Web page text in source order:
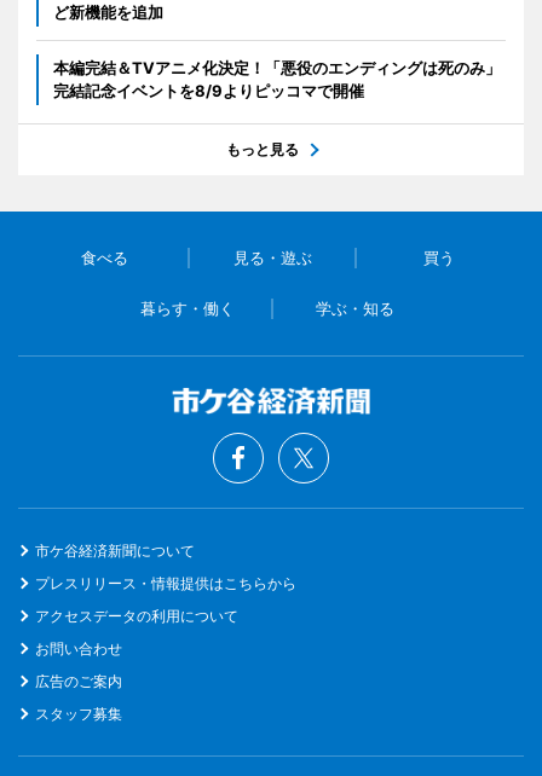
ど新機能を追加
本編完結＆TVアニメ化決定！「悪役のエンディングは死のみ」
完結記念イベントを8/9よりピッコマで開催
もっと見る
食べる 見る・遊ぶ 買う
暮らす・働く 学ぶ・知る
市ケ谷経済新聞について
プレスリリース・情報提供はこちらから
アクセスデータの利用について
お問い合わせ
広告のご案内
スタッフ募集